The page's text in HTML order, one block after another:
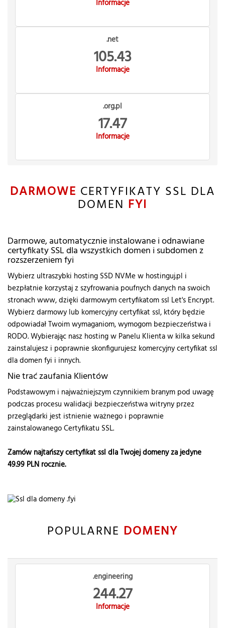
Informacje
.net
105.43
Informacje
.org.pl
17.47
Informacje
DARMOWE CERTYFIKATY SSL DLA
DOMEN FYI
Darmowe, automatycznie instalowane i odnawiane
certyfikaty SSL dla wszystkich domen i subdomen z
rozszerzeniem fyi
Wybierz ultraszybki hosting SSD NVMe w hostinguj.pl i
bezpłatnie korzystaj z szyfrowania poufnych danych na swoich
stronach www, dzięki darmowym certyfikatom ssl Let's Encrypt.
Wybierz darmowy lub komercyjny certyfikat ssl, który będzie
odpowiadał Twoim wymaganiom, wymogom bezpieczeństwa i
RODO. Wybierając nasz hosting w Panelu Klienta w kilka sekund
zainstalujesz i poprawnie skonfigurujesz komercyjny certyfikat ssl
dla domen fyi i innych.
Nie trać zaufania Klientów
Podstawowym i najważniejszym czynnikiem branym pod uwagę
podczas procesu walidacji bezpieczeństwa witryny przez
przeglądarki jest istnienie ważnego i poprawnie
zainstalowanego Certyfikatu SSL.
Zamów najtańszy certyfikat ssl dla Twojej domeny za jedyne
49.99 PLN rocznie.
POPULARNE DOMENY
.engineering
244.27
Informacje